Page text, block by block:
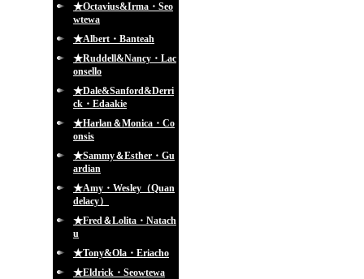
★Octavius&Irma・Seo
wtewa
★Albert・Banteah
★Ruddell&Nancy・Lac
onsello
★Dale&Sanford&Derri
ck・Edaakie
★Harlan＆Monica・Co
onsis
★Sammy＆Esther・Gu
ardian
★Amy・Wesley（Quan
delacy）
★Fred＆Lolita・Natach
u
★Tony&Ola・Eriacho
★Eldrick・Seowtewa